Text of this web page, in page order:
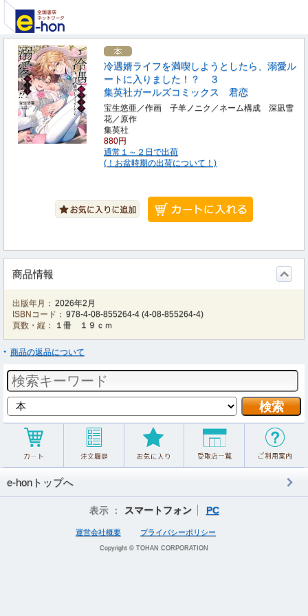
冷遇婿ライフを満喫しようとしたら、溺愛ル
ートに入りました！？ ３
集英社ガールズコミックス 君恋
宝生悠亜／作画 子羊ノニク／ネーム構成 深凪雪
花／原作
集英社
880円
通常１～２日で出荷
(！お盆時期の出荷について！)
商品情報
出版年月： 2026年2月
ISBNコード： 978-4-08-855264-4 (4-08-855264-4)
頁数・縦：
１冊 １９ｃｍ
商品の返品について
e-honトップへ
表示 ： スマートフォン PC
運営会社概要 プライバシーポリシー
Copyright © TOHAN CORPORATION